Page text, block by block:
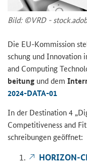
Bild: ©VRD -
Die EU-​Kommission
schung und In­no­va­ti­on
and Computing
bei­tung und dem
2024-DATA-01
In der Destination4 „
Competitiveness and
schrei­bun­gen ge­öff­net:
HORIZON-​